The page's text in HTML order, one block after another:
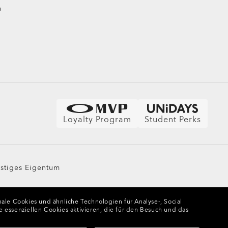
Loyalty Program Student Perks
Eigentum
Cookies und ähnliche Technologien für Analyse-, Social
Cookies aktivieren, die für den Besuch und das